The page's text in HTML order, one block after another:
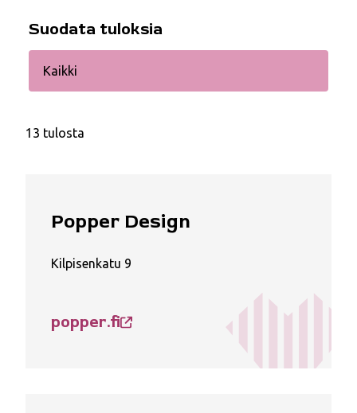
Suodata tuloksia
Kaikki
13 tulosta
Popper Design
Kilpisenkatu 9
popper.fi